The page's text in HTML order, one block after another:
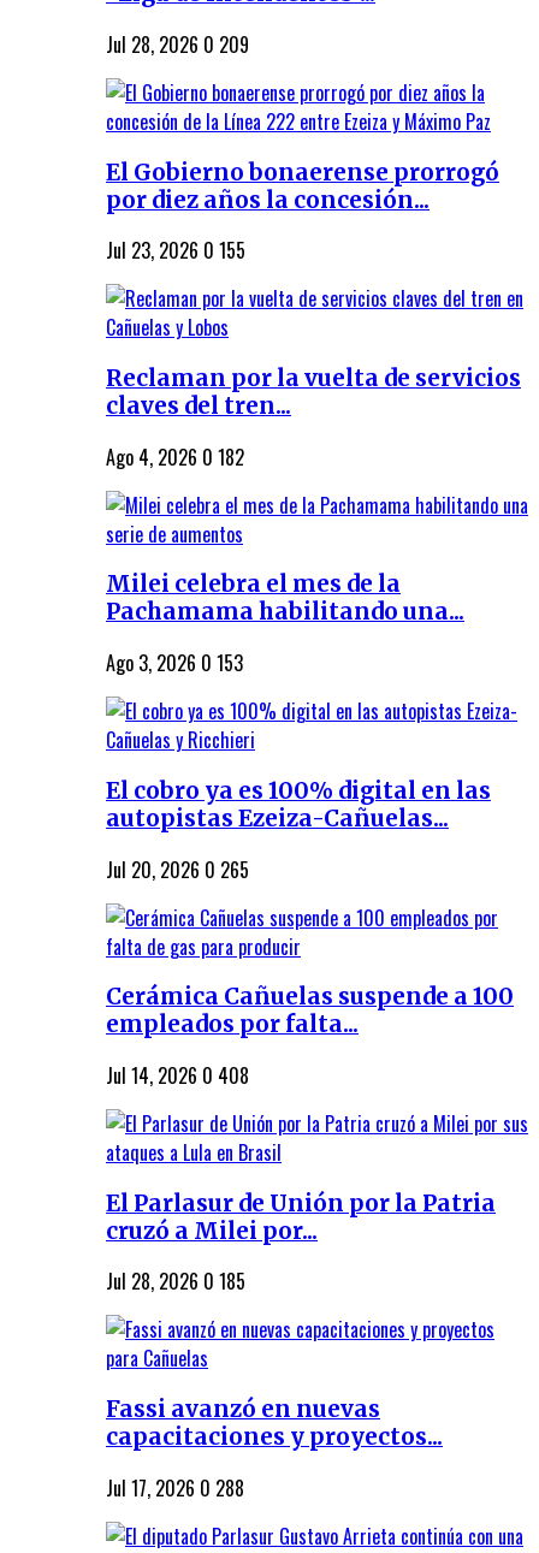
Jul 28, 2026 0 209
El Gobierno bonaerense prorrogó
por diez años la concesión...
Jul 23, 2026 0 155
Reclaman por la vuelta de servicios
claves del tren...
Ago 4, 2026 0 182
Milei celebra el mes de la
Pachamama habilitando una...
Ago 3, 2026 0 153
El cobro ya es 100% digital en las
autopistas Ezeiza-Cañuelas...
Jul 20, 2026 0 265
Cerámica Cañuelas suspende a 100
empleados por falta...
Jul 14, 2026 0 408
El Parlasur de Unión por la Patria
cruzó a Milei por...
Jul 28, 2026 0 185
Fassi avanzó en nuevas
capacitaciones y proyectos...
Jul 17, 2026 0 288